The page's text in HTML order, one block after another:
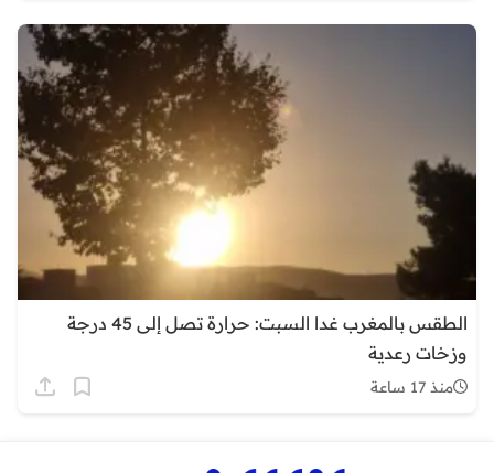
الطقس بالمغرب غدا السبت: حرارة تصل إلى 45 درجة
وزخات رعدية
منذ 17 ساعة